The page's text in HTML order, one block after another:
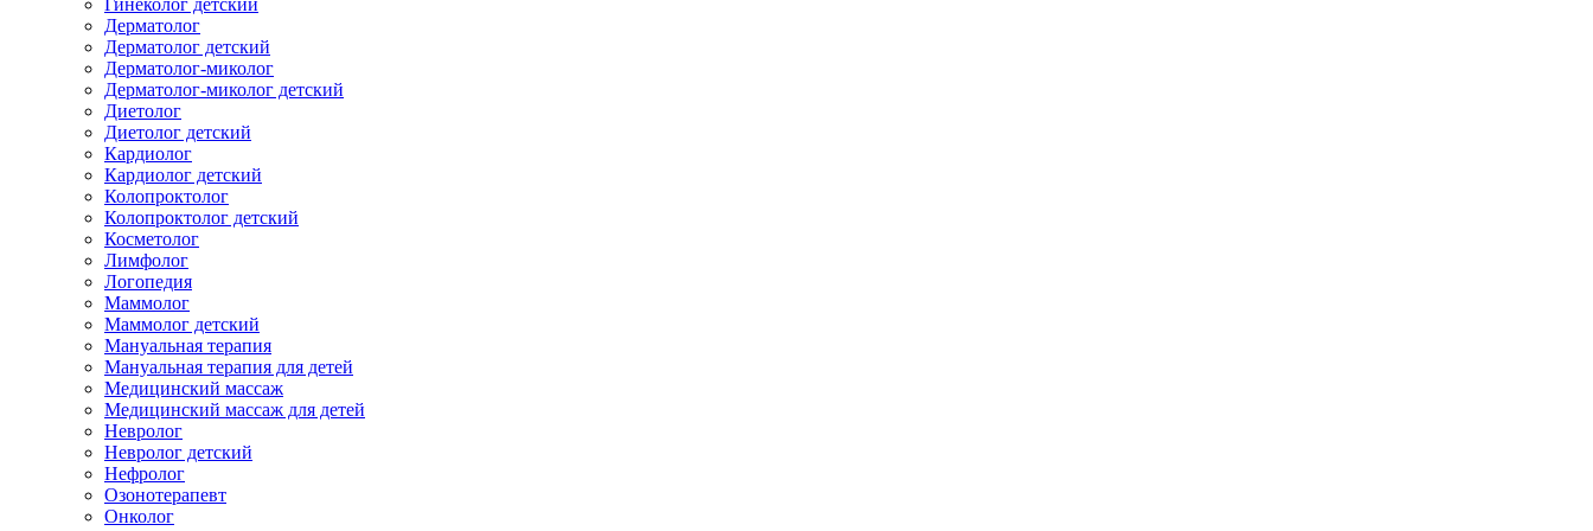
Гинеколог детский
Дерматолог
Дерматолог детский
Дерматолог-миколог
Дерматолог-миколог детский
Диетолог
Диетолог детский
Кардиолог
Кардиолог детский
Колопроктолог
Колопроктолог детский
Косметолог
Лимфолог
Логопедия
Маммолог
Маммолог детский
Мануальная терапия
Мануальная терапия для детей
Медицинский массаж
Медицинский массаж для детей
Невролог
Невролог детский
Нефролог
Озонотерапевт
Онколог